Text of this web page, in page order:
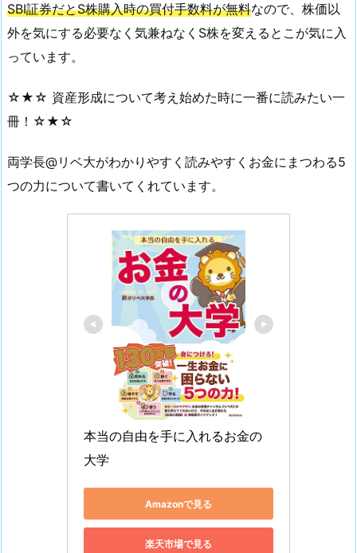
SBI証券だとS株購入時の買付手数料が無料なので、株価以
外を気にする必要なく気兼ねなくS株を変えるとこが気に入
っています。
☆★☆ 資産形成について考え始めた時に一番に読みたい一
冊！☆★☆
両学長@リベ大がわかりやすく読みやすくお金にまつわる5
つの力について書いてくれています。
本当の自由を手に入れるお金の
大学
Amazonで見る
楽天市場で見る